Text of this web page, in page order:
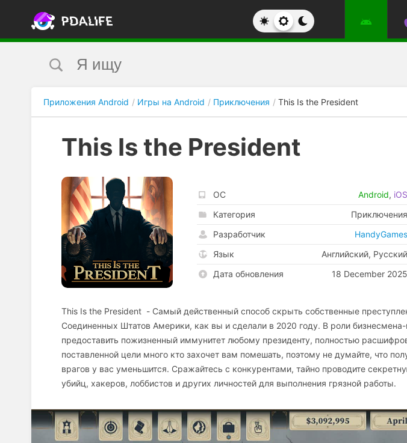
Приложения Android Игры на Android Приключения This Is the President
This Is the President
ОС Android, iOS
Категория
Приключения
Разработчик
HandyGames
Язык
Английский, Русский
Дата обновления
18 December 2025
This Is the President - Самый действенный способ скрыть собственные
Соединенных Штатов Америки, как вы и сделали в 2020 году. В роли
предоставить пожизненный иммунитет любому президенту, полностью
поставленной цели много кто захочет вам помешать, поэтому не думайте, что
врагов у вас уменьшится. Сражайтесь с конкурентами, тайно проводите
убийц, хакеров, лоббистов и других личностей для выполнения грязной работы.